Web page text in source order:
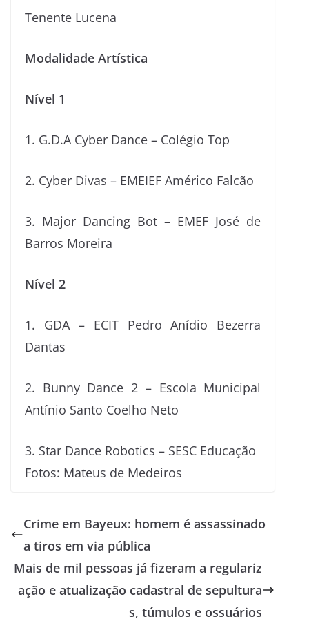
Tenente Lucena
Modalidade Artística
Nível 1
1. G.D.A Cyber Dance – Colégio Top
2. Cyber Divas – EMEIEF Américo Falcão
3. Major Dancing Bot – EMEF José de
Barros Moreira
Nível 2
1. GDA – ECIT Pedro Anídio Bezerra
Dantas
2. Bunny Dance 2 – Escola Municipal
Antínio Santo Coelho Neto
3. Star Dance Robotics – SESC Educação
Fotos: Mateus de Medeiros
Crime em Bayeux: homem é assassinado
a tiros em via pública
Mais de mil pessoas já fizeram a regulariz
ação e atualização cadastral de sepultura
s, túmulos e ossuários